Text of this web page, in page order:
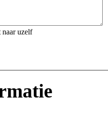
naar uzelf